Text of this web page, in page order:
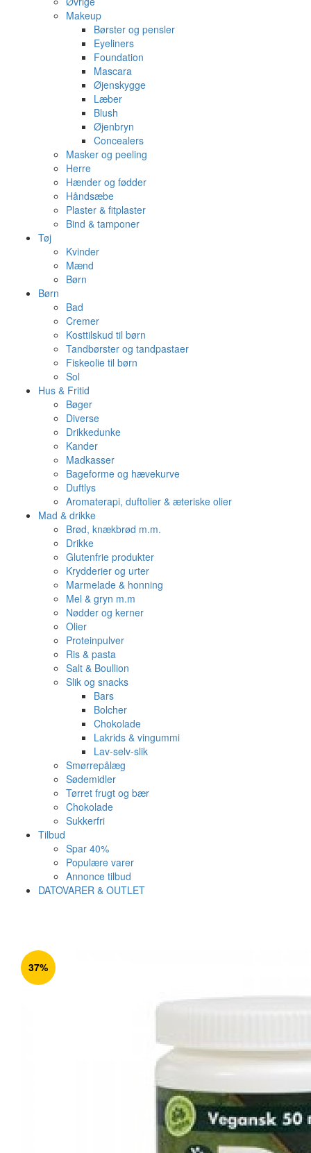
Makeup
Børster og pensler
Eyeliners
Foundation
Mascara
Øjenskygge
Læber
Blush
Øjenbryn
Concealers
Masker og peeling
Herre
Hænder og fødder
Håndsæbe
Plaster & fitplaster
Bind & tamponer
Tøj
Kvinder
Mænd
Børn
Børn
Bad
Cremer
Kosttilskud til børn
Tandbørster og tandpastaer
Fiskeolie til børn
Sol
Hus & Fritid
Bøger
Diverse
Drikkedunke
Kander
Madkasser
Bageforme og hævekurve
Duftlys
Aromaterapi, duftolier & æteriske olier
Mad & drikke
Brød, knækbrød m.m.
Drikke
Glutenfrie produkter
Krydderier og urter
Marmelade & honning
Mel & gryn m.m
Nødder og kerner
Olier
Proteinpulver
Ris & pasta
Salt & Boullion
Slik og snacks
Bars
Bolcher
Chokolade
Lakrids & vingummi
Lav-selv-slik
Smørrepålæg
Sødemidler
Tørret frugt og bær
Chokolade
Sukkerfri
Tilbud
Spar 40%
Populære varer
Annonce tilbud
DATOVARER & OUTLET
Varen er nu i kurven ✔
Vi anbefaler dig disse
37%